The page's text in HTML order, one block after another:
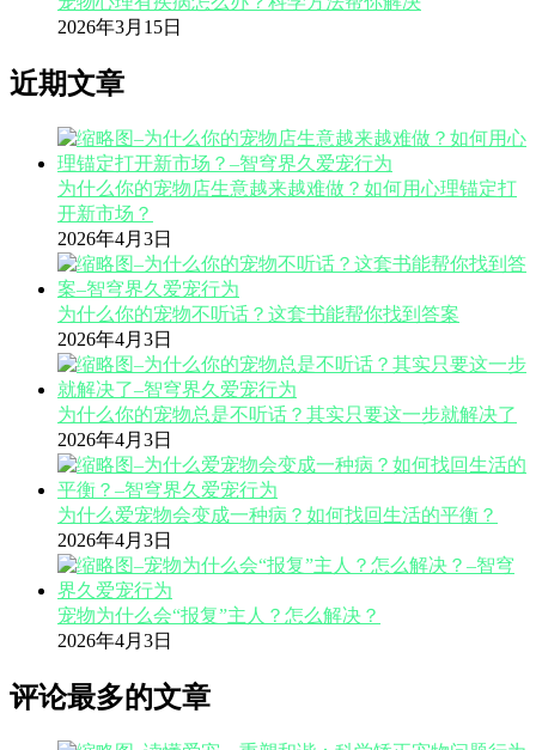
2026年3月15日
近期文章
为什么你的宠物店生意越来越难做？如何用心理锚定打
开新市场？
2026年4月3日
为什么你的宠物不听话？这套书能帮你找到答案
2026年4月3日
为什么你的宠物总是不听话？其实只要这一步就解决了
2026年4月3日
为什么爱宠物会变成一种病？如何找回生活的平衡？
2026年4月3日
宠物为什么会“报复”主人？怎么解决？
2026年4月3日
评论最多的文章